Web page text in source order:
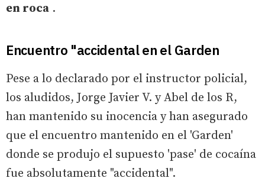
en roca .
Encuentro "accidental en el Garden
Pese a lo declarado por el instructor policial,
los aludidos, Jorge Javier V. y Abel de los R,
han mantenido su inocencia y han asegurado
que el encuentro mantenido en el 'Garden'
donde se produjo el supuesto 'pase' de cocaína
fue absolutamente "accidental".